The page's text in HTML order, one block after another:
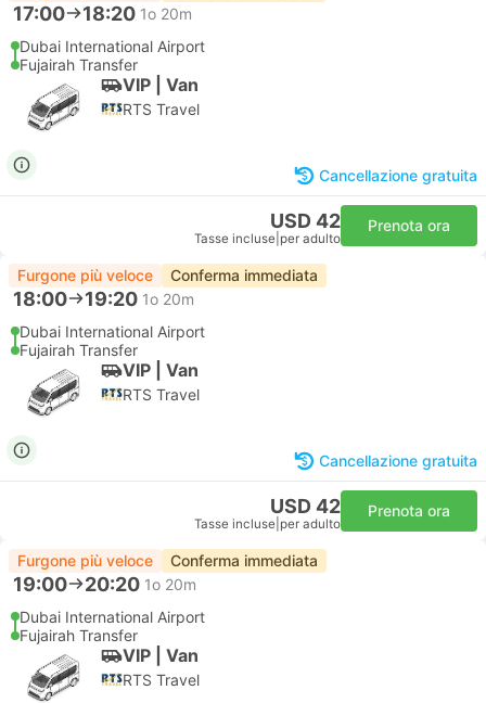
17:00 18:20 1o 20m
Dubai International Airport
Fujairah Transfer
VIP | Van
RTS Travel
Cancellazione gratuita
USD 42
Tasse incluse per adulto
Prenota ora
Furgone più veloce Conferma immediata
18:00 19:20 1o 20m
Dubai International Airport
Fujairah Transfer
VIP | Van
RTS Travel
Cancellazione gratuita
USD 42
Tasse incluse per adulto
Prenota ora
Furgone più veloce Conferma immediata
19:00 20:20 1o 20m
Dubai International Airport
Fujairah Transfer
VIP | Van
RTS Travel